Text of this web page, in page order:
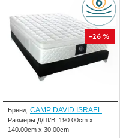
-26 %
Бренд: CAMP DAVID ISRAEL
Размеры Д/Ш/В: 190.00cm x
140.00cm x 30.00cm